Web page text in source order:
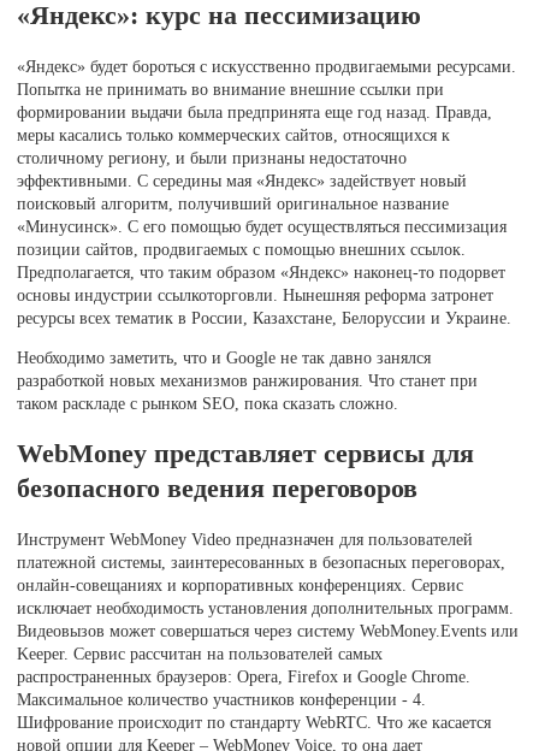
«Яндекс»: курс на пессимизацию
«Яндекс» будет бороться с искусственно продвигаемыми ресурсами.
Попытка не принимать во внимание внешние ссылки при
формировании выдачи была предпринята еще год назад. Правда,
меры касались только коммерческих сайтов, относящихся к
столичному региону, и были признаны недостаточно
эффективными. С середины мая «Яндекс» задействует новый
поисковый алгоритм, получивший оригинальное название
«Минусинск». С его помощью будет осуществляться пессимизация
позиции сайтов, продвигаемых с помощью внешних ссылок.
Предполагается, что таким образом «Яндекс» наконец-то подорвет
основы индустрии ссылкоторговли. Нынешняя реформа затронет
ресурсы всех тематик в России, Казахстане, Белоруссии и Украине.
Необходимо заметить, что и Google не так давно занялся
разработкой новых механизмов ранжирования. Что станет при
таком раскладе с рынком SEO, пока сказать сложно.
WebMoney представляет сервисы для
безопасного ведения переговоров
Инструмент WebMoney Video предназначен для пользователей
платежной системы, заинтересованных в безопасных переговорах,
онлайн-совещаниях и корпоративных конференциях. Сервис
исключает необходимость установления дополнительных программ.
Видеовызов может совершаться через систему WebMoney.Events или
Keeper. Сервис рассчитан на пользователей самых
распространенных браузеров: Opera, Firefox и Google Chrome.
Максимальное количество участников конференции - 4.
Шифрование происходит по стандарту WebRTC. Что же касается
новой опции для Keeper – WebMoney Voice, то она дает